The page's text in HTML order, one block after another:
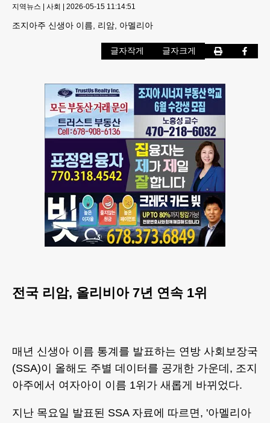
지역뉴스 | 사회 | 2026-05-15 11:14:51
조지아주 신생아 이름, 리암, 아멜리아
글자작게 글자크게
전국 리암, 올리비아 7년 연속 1위
매년 신생아 이름 통계를 발표하는 연방 사회보장국
(SSA)이 올해도 주별 데이터를 공개한 가운데, 조지
아주에서 여자아이 이름 1위가 새롭게 바뀌었다.
지난 목요일 발표된 SSA 자료에 따르면, '아멜리아